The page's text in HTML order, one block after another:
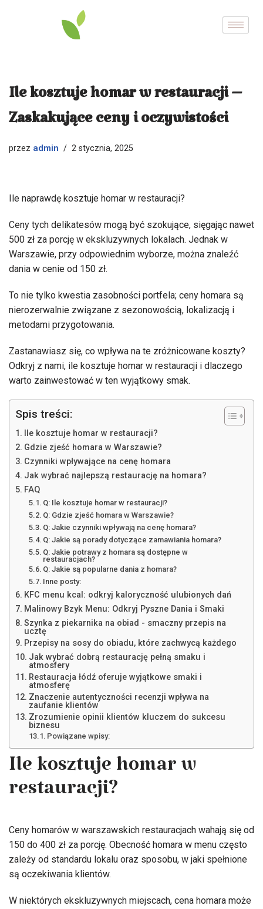
Ile kosztuje homar w restauracji –
Zaskakujące ceny i oczywistości
przez admin 2 stycznia, 2025
Ile naprawdę kosztuje homar w restauracji?
Ceny tych delikatesów mogą być szokujące, sięgając nawet
500 zł za porcję w ekskluzywnych lokalach. Jednak w
Warszawie, przy odpowiednim wyborze, można znaleźć
dania w cenie od 150 zł.
To nie tylko kwestia zasobności portfela; ceny homara są
nierozerwalnie związane z sezonowością, lokalizacją i
metodami przygotowania.
Zastanawiasz się, co wpływa na te zróżnicowane koszty?
Odkryj z nami, ile kosztuje homar w restauracji i dlaczego
warto zainwestować w ten wyjątkowy smak.
Spis treści:
Ile kosztuje homar w restauracji?
Gdzie zjeść homara w Warszawie?
Czynniki wpływające na cenę homara
Jak wybrać najlepszą restaurację na homara?
FAQ
Q: Ile kosztuje homar w restauracji?
Q: Gdzie zjeść homara w Warszawie?
Q: Jakie czynniki wpływają na cenę homara?
Q: Jakie są porady dotyczące zamawiania homara?
Q: Jakie potrawy z homara są dostępne w
restauracjach?
Q: Jakie są popularne dania z homara?
Inne posty:
KFC menu kcal: odkryj kaloryczność ulubionych dań
Malinowy Bzyk Menu: Odkryj Pyszne Dania i Smaki
Szynka z piekarnika na obiad - smaczny przepis na
ucztę
Przepisy na sosy do obiadu, które zachwycą każdego
Jak wybrać dobrą restaurację pełną smaku i
atmosfery
Restauracja łódź oferuje wyjątkowe smaki i
atmosferę
Znaczenie autentyczności recenzji wpływa na
zaufanie klientów
Zrozumienie opinii klientów kluczem do sukcesu
biznesu
Powiązane wpisy:
Ile kosztuje homar w
restauracji?
Ceny homarów w warszawskich restauracjach wahają się od
150 do 400 zł za porcję. Obecność homara w menu często
zależy od standardu lokalu oraz sposobu, w jaki spełnione
są oczekiwania klientów.
W niektórych ekskluzywnych miejscach, cena homara może